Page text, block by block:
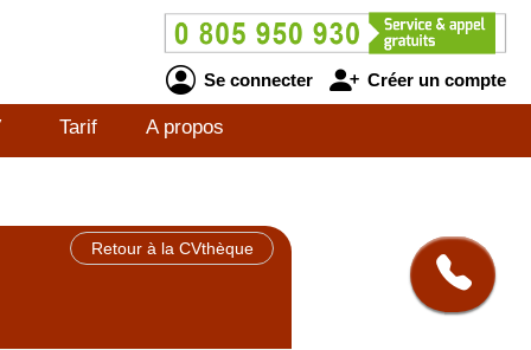
Se connecter Créer un compte
Tarif A propos
Retour à la CVthèque